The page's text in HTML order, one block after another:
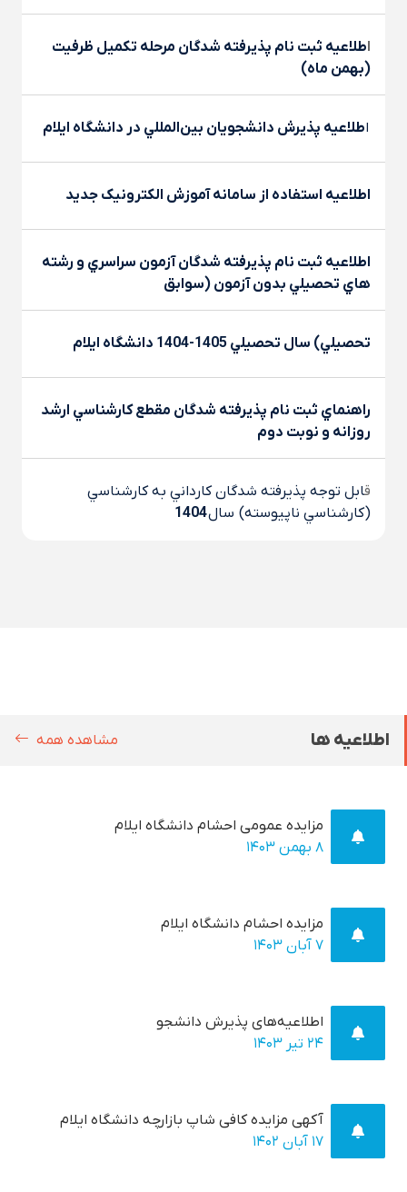
اطلاعيه ثبت نام پذيرفته شدگان مرحله تکميل ظرفيت
(بهمن ماه)
اطلاعيه پذيرش دانشجويان بين‌المللي در دانشگاه ايلام
اطلاعيه استفاده از سامانه آموزش الکترونيک جديد
اطلاعيه ثبت نام پذيرفته شدگان آزمون سراسري و رشته
هاي تحصيلي بدون آزمون (سوابق
تحصيلي) سال تحصيلي 1405-1404 دانشگاه ايلام
راهنماي ثبت نام پذيرفته شدگان مقطع کارشناسي ارشد
روزانه و نوبت دوم
قابل توجه پذيرفته شدگان کارداني به کارشناسي
(کارشناسي ناپيوسته) سال1404
اطلاعیه ها مشاهده همه
مزایده عمومی احشام دانشگاه ایلام
۸ بهمن ۱۴۰۳
مزایده احشام دانشگاه ایلام
۷ آبان ۱۴۰۳
اطلاعیه‌های پذیرش دانشجو
۲۴ تير ۱۴۰۳
آکهی مزایده کافی شاپ بازارچه دانشگاه ایلام
۱۷ آبان ۱۴۰۲